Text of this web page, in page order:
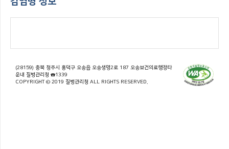
(28159) 충북 청주시 흥덕구 오송읍 오송생명2로 187 오송보건의료행정타
운내 질병관리청 ☎1339
COPYRIGHT © 2019 질병관리청 ALL RIGHTS RESERVED.